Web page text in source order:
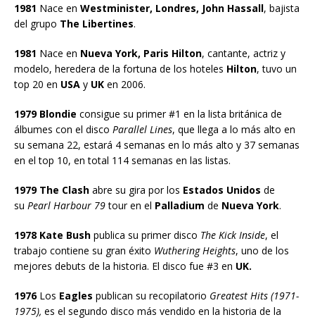
1981 Nace en Westminister, Londres, John Hassall, bajista
del grupo The Libertines.
1981 Nace en Nueva York, Paris Hilton, cantante, actriz y
modelo, heredera de la fortuna de los hoteles Hilton, tuvo un
top 20 en USA y UK en 2006.
1979 Blondie consigue su primer #1 en la lista británica de
álbumes con el disco Parallel Lines, que llega a lo más alto en
su semana 22, estará 4 semanas en lo más alto y 37 semanas
en el top 10, en total 114 semanas en las listas.
1979 The Clash abre su gira por los Estados Unidos de
su Pearl Harbour 79tour en el Palladium de Nueva York.
1978 Kate Bush publica su primer disco The Kick Inside, el
trabajo contiene su gran éxito Wuthering Heights, uno de los
mejores debuts de la historia. El disco fue #3 en UK.
1976Los Eagles publican su recopilatorio Greatest Hits (1971-
1975), es el segundo disco más vendido en la historia de la